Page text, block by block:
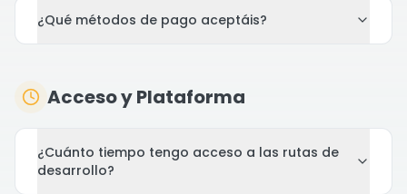
¿Qué métodos de pago aceptáis?
Acceso y Plataforma
¿Cuánto tiempo tengo acceso a las rutas de
desarrollo?